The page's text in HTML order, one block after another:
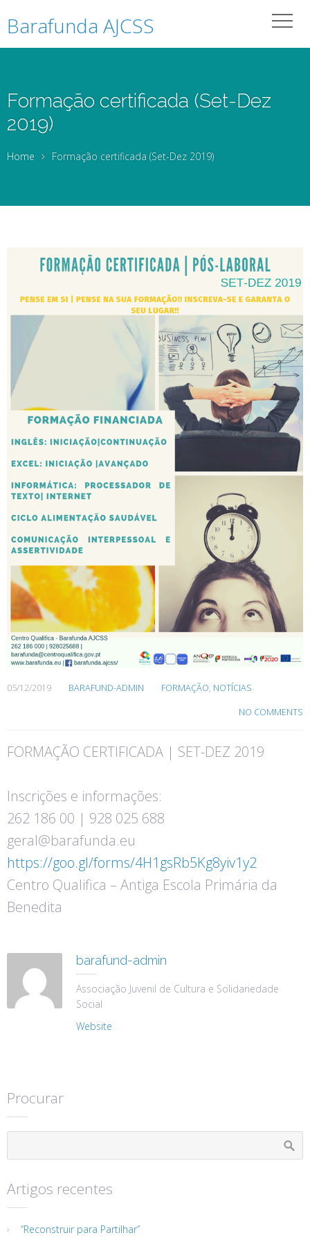
Barafunda AJCSS
Formação certificada (Set-Dez
2019)
Home Formação certificada (Set-Dez 2019)
05/12/2019 BARAFUND-ADMIN FORMAÇÃO, NOTÍCIAS
NO COMMENTS
FORMAÇÃO CERTIFICADA | SET-DEZ 2019
Inscrições e informações:
262 186 00 | 928 025 688
geral@barafunda.eu
https://goo.gl/forms/4H1gsRb5Kg8yiv1y2
Centro Qualifica – Antiga Escola Primária da
Benedita
barafund-admin
Associação Juvenil de Cultura e Solidariedade
Social
Website
Procurar
Artigos recentes
“Reconstruir para Partilhar”